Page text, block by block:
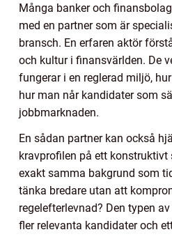
Många banker och
med en partner som är
bransch. En erfaren aktör
och kultur i finansvärlden. De
fungerar i en reglerad miljö,
hur man når kandidater som
jobbmarknaden.
En sådan partner kan också
kravprofilen på ett konstruktivt
exakt samma bakgrund som
tänka bredare utan att
regelefterlevnad? Den typen
fler relevanta kandidater och